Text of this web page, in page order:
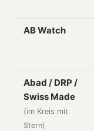
AB Watch
Abad / DRP /
Swiss Made
(im Kreis mit
Stern)